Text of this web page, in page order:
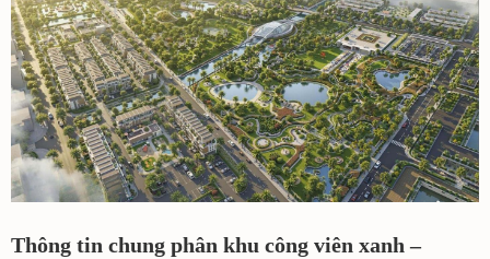
Thông tin chung phân khu công viên xanh –